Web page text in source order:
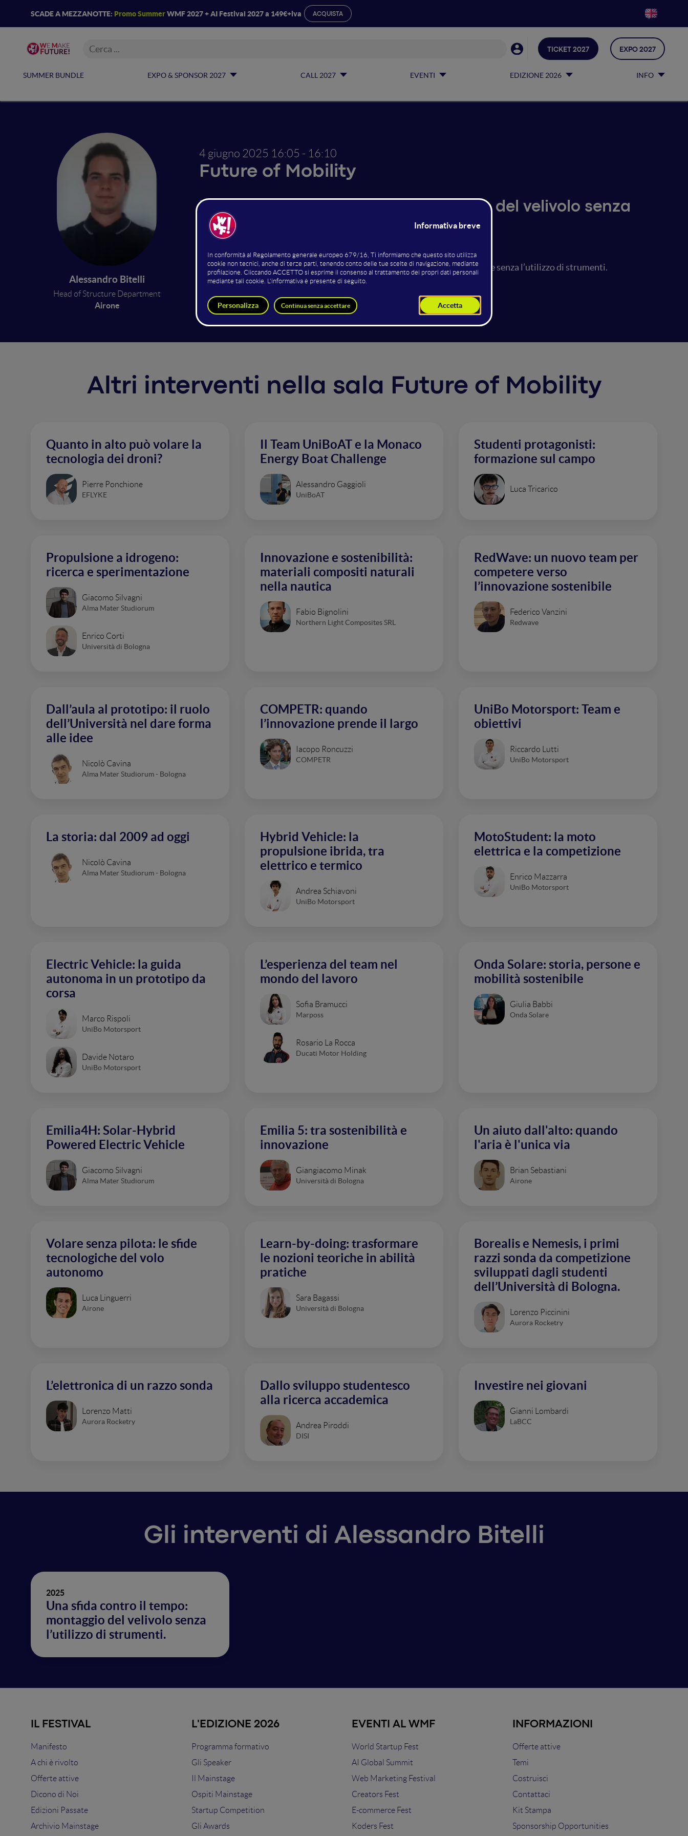
SCADE A MEZZANOTTE: Promo SummerWMF 2027 + AI Festival 2027 a 149€+iva ACQUISTA
SUMMER BUNDLE EXPO & SPONSOR 2027 CALL 2027 EVENTI EDIZIONE 2026 INFO
TICKET 2027 EXPO 2027
Alessandro Bitelli
Head of Structure Department
Airone
4 giugno 2025 16:05 - 16:10
Future of Mobility
Una sfida contro il tempo: montaggio del velivolo senza
l’utilizzo di strumenti.
Necessità di sviluppare un sistema di montaggio semplice, robusto e veloce senza l’utilizzo di strumenti.
Prototipazione, analisi strutturale e produzione della cellula.
Altri interventi nella sala Future of Mobility
Quanto in alto può volare la
tecnologia dei droni?
Pierre Ponchione
EFLYKE
Il Team UniBoAT e la Monaco
Energy Boat Challenge
Alessandro Gaggioli
UniBoAT
Studenti protagonisti:
formazione sul campo
Luca Tricarico
Propulsione a idrogeno:
ricerca e sperimentazione
Giacomo Silvagni
Alma Mater Studiorum
Enrico Corti
Università di Bologna
Innovazione e sostenibilità:
materiali compositi naturali
nella nautica
Fabio Bignolini
Northern Light Composites SRL
RedWave: un nuovo team per
competere verso
l’innovazione sostenibile
Federico Vanzini
Redwave
Dall’aula al prototipo: il ruolo
dell’Università nel dare forma
alle idee
Nicolò Cavina
Alma Mater Studiorum - Bologna
COMPETR: quando
l’innovazione prende il largo
Iacopo Roncuzzi
COMPETR
UniBo Motorsport: Team e
obiettivi
Riccardo Lutti
UniBo Motorsport
La storia: dal 2009 ad oggi
Nicolò Cavina
Alma Mater Studiorum - Bologna
Hybrid Vehicle: la
propulsione ibrida, tra
elettrico e termico
Andrea Schiavoni
UniBo Motorsport
MotoStudent: la moto
elettrica e la competizione
Enrico Mazzarra
UniBo Motorsport
Electric Vehicle: la guida
autonoma in un prototipo da
corsa
Marco Rispoli
UniBo Motorsport
Davide Notaro
UniBo Motorsport
L’esperienza del team nel
mondo del lavoro
Sofia Bramucci
Marposs
Rosario La Rocca
Ducati Motor Holding
Onda Solare: storia, persone e
mobilità sostenibile
Giulia Babbi
Onda Solare
Emilia4H: Solar-Hybrid
Powered Electric Vehicle
Giacomo Silvagni
Alma Mater Studiorum
Emilia 5: tra sostenibilità e
innovazione
Giangiacomo Minak
Università di Bologna
Un aiuto dall'alto: quando
l'aria è l'unica via
Brian Sebastiani
Airone
Volare senza pilota: le sfide
tecnologiche del volo
autonomo
Luca Linguerri
Airone
Learn-by-doing: trasformare
le nozioni teoriche in abilità
pratiche
Sara Bagassi
Università di Bologna
Borealis e Nemesis, i primi
razzi sonda da competizione
sviluppati dagli studenti
dell’Università di Bologna.
Lorenzo Piccinini
Aurora Rocketry
L’elettronica di un razzo sonda
Lorenzo Matti
Aurora Rocketry
Dallo sviluppo studentesco
alla ricerca accademica
Andrea Piroddi
DISI
Investire nei giovani
Gianni Lombardi
LaBCC
Gli interventi di Alessandro Bitelli
2025
Una sfida contro il tempo:
montaggio del velivolo senza
l’utilizzo di strumenti.
IL FESTIVAL
Manifesto
A chi è rivolto
Offerte attive
Dicono di Noi
Edizioni Passate
Archivio Mainstage
L'EDIZIONE 2026
Programma formativo
Gli Speaker
Il Mainstage
Ospiti Mainstage
Startup Competition
Gli Awards
EVENTI AL WMF
World Startup Fest
AI Global Summit
Web Marketing Festival
Creators Fest
E-commerce Fest
Koders Fest
INFORMAZIONI
Offerte attive
Temi
Costruisci
Contattaci
Kit Stampa
Sponsorship Opportunities